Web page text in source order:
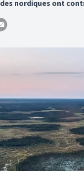
nordiques ont